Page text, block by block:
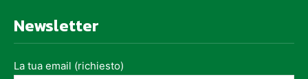
Newsletter
La tua email (richiesto)